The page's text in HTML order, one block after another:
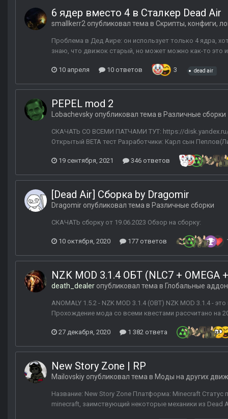
6 ядер вместо 4 в Сталкер Dead Air
smallkerr2 опубликовал тема в Скрипты, конфиги,
Проблема в Дед Аире: он использует только 4 ядра,
знаю, что движок старый, но может можно как-то это
10 апреля 10 ответов 3 dead air
PEPEL mod 2
Lobachevsky опубликовал тема в Различные сборки
СКАЧАТЬ СО ВСЕМИ ПАТЧАМИ ТУТ: https://disk.yandex.ru/
Открытый BETA тест Разработчики: Карл сын
19 сентября, 2021 346 ответов
[Dead Air] Сборка by Dragomir
Dragomir опубликовал тема в Различные сборки
СКАЧАТЬ сборку от 19.06.2023 Обзор на сборку:
10 октября, 2020 177 ответов
NZK MOD 3.1.4 ОБТ (NLC7 + OMEGA
death_dealer опубликовал тема в Глобальные
ANOMALY 1.5.2 - NZK MOD 3.1.4 (OBT) NZK MOD 3.1.4 -
Прохождение мода со всеми квестами рассчитано на
27 декабря, 2020 1 382 ответа
New Story Zone | RP
Mailovskiy опубликовал тема в Моды на других
Название: New Story Zone Платформа: Minecraft Статус
minecraft, заимствующий некоторые механики из